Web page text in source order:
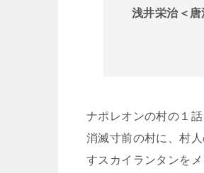
浅井栄治＜唐
ナポレオンの村の１
消滅寸前の村に、村
すスカイランタンを